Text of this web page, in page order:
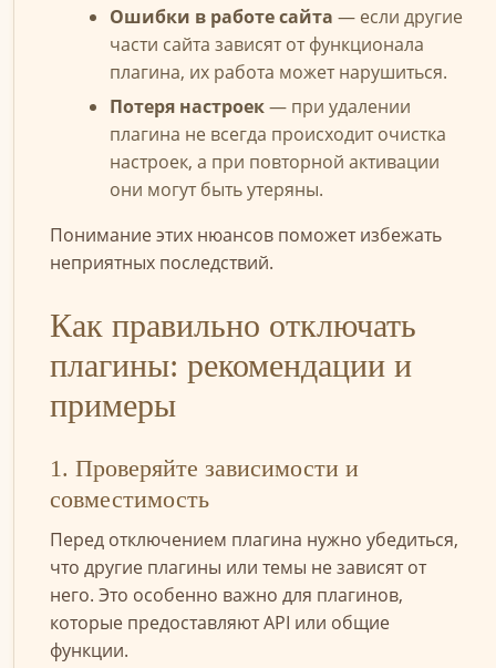
Ошибки в работе сайта — если другие
части сайта зависят от функционала
плагина, их работа может нарушиться.
Потеря настроек— при удалении
плагина не всегда происходит очистка
настроек, а при повторной активации
они могут быть утеряны.
Понимание этих нюансов поможет избежать
неприятных последствий.
Как правильно отключать
плагины: рекомендации и
примеры
1. Проверяйте зависимости и
совместимость
Перед отключением плагина нужно убедиться,
что другие плагины или темы не зависят от
него. Это особенно важно для плагинов,
которые предоставляют API или общие
функции.